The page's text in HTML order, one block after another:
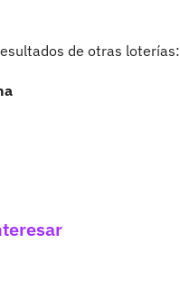
de otras loterías: